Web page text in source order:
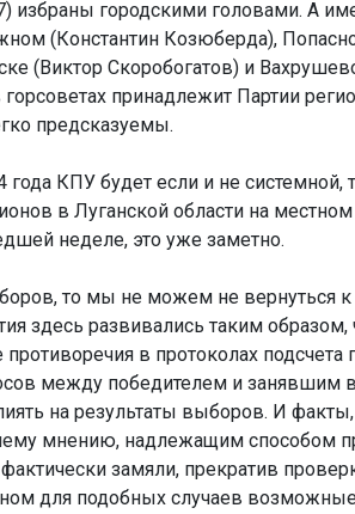
избраны городскими головами. А
(Константин Козюберда),
(Виктор Скоробогатов) и
принадлежит Партии
предсказуемы.
КПУ будет если и не системной,
в Луганской области на
неделе, это уже заметно.
то мы не можем не вернуться
здесь развивались таким образом,
в протоколах подсчета
между победителем и занявшим
на результаты выборов. И
мнению, надлежащим способом
замяли, прекратив
для подобных случаев